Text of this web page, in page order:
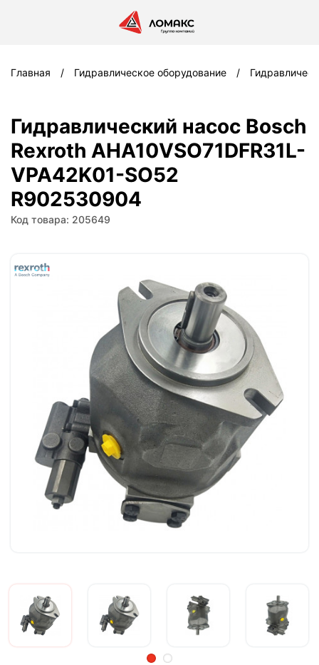
Главная Гидравлическое оборудование
Гидравлический насос Bosch
Rexroth AHA10VSO71DFR31L-
VPA42K01-SO52
R902530904
Код товара: 205649